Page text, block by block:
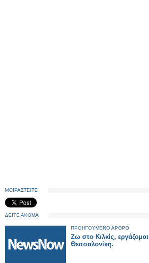
ΜΟΙΡΑΣΤΕΙΤΕ
ΔΕΙΤΕ ΑΚΟΜΑ
ΠΡΟΗΓΟΥΜΕΝΟ ΑΡΘΡΟ
Ζω στο Κιλκίς,
Θεσσαλονίκη.